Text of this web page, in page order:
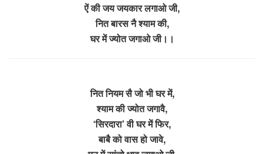
ऐं की जय जयकार लगाओ जी,
नित बारस नै श्याम की,
घर में ज्योत जगाओ जी।।
नित नियम सै जो भी घर में,
श्याम की ज्योत जगावै,
‘सिरदारा’ वी घर में फिर,
बाबै को वास हो जावे,